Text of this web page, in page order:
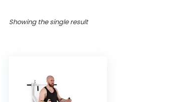
Showing the single result